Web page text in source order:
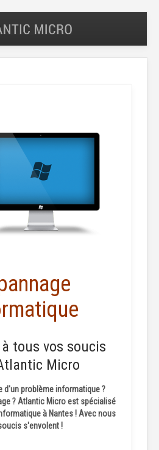
tous vos soucis
Micro
d'un problème informatique ?
? Atlantic Micro est spécialisé
à Nantes ! Avec nous
s'envolent !